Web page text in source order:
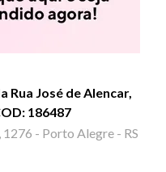
Rua José de Alencar,
186487
1276 - Porto Alegre - RS